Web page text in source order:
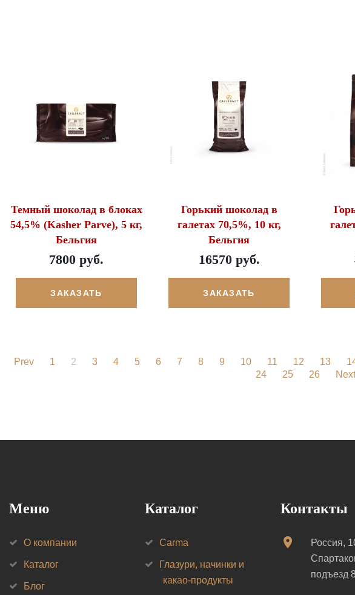
Темный шоколад в блоках
54,5% (Kasher Parve), 5 кг,
Бельгия
7800 руб.
ЗАКАЗАТЬ
Горький шоколад в
галетах 70,5%, 10 кг,
Бельгия
16570 руб.
ЗАКАЗАТЬ
Prev 1 2 3 4 5 6 7 8 9 10 11 12 13
24
25 26 Next
Меню
О компании
Каталог
Блог
Каталог
Carma
Глазури, начинки и
какао-продукты
Контакты
Россия,
подъезд